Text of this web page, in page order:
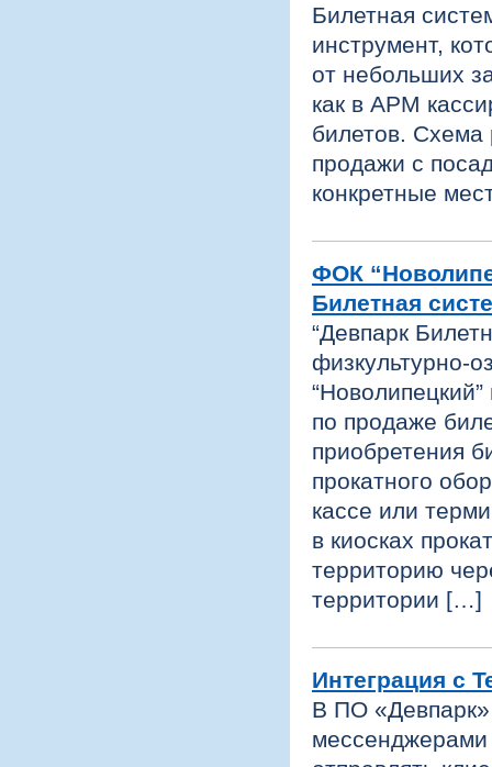
Билетная
инструмент,
от небольших
как в АРМ
билетов. Схема
продажи с
конкретные
ФОК
Билетная
“Девпарк
физкультурно-
по продаже
приобретения
прокатного
кассе или
в киосках
территорию
территории […]
Интеграция с
В ПО «Девпарк»
мессенджерами